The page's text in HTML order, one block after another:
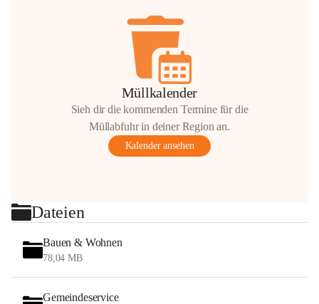
Müllkalender
Sieh dir die kommenden Termine für die
Müllabfuhr in deiner Region an.
Kalender ansehen
Dateien
Bauen & Wohnen
78,04 MB
Gemeindeservice